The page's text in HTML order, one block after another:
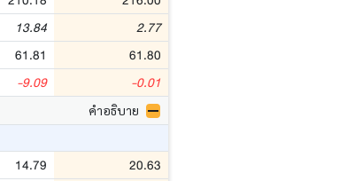
13.84 2.77
61.81 61.80
-9.09 -0.01
คำอธิบาย
14.79 20.63